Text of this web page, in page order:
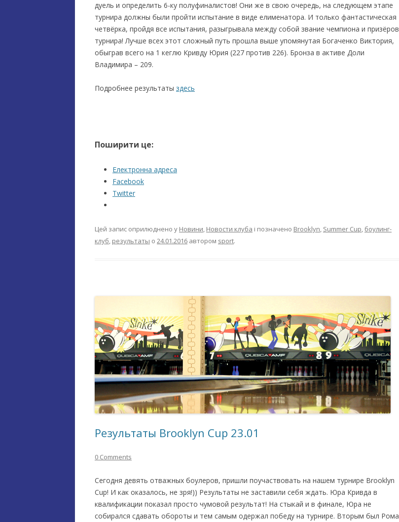
дуель и определить 6-ку полуфиналистов! Они же в свою очередь, на следующем этапе
турнира должны были пройти испытание в виде елименатора. И только фантастическая
четвёрка, пройдя все испытания, разыгрывала между собой звание чемпиона и призёров
турнира! Лучше всех этот сложный путь прошла выше упомянутая Богаченко Виктория,
обыграв всего на 1 кеглю Кривду Юрия (227 против 226). Бронза в активе Доли
Владимира – 209.
Подробнее результаты здесь
Поширити це:
Електронна адреса
Facebook
Twitter
Цей запис оприлюднено у Новини, Новости клуба і позначено Brooklyn, Summer Cup, боулинг-
клуб, результаты о 24.01.2016 автором sport.
Результаты Brooklyn Cup 23.01
0 Comments
Сегодня девять отважных боулеров, пришли поучаствовать на нашем турнире Brooklyn
Cup! И как оказалось, не зря!)) Результаты не заставили себя ждать. Юра Кривда в
квалификации показал просто чумовой результат! На стыкай и в финале, Юра не
собирался сдавать обороты и тем самым одержал победу на турнире. Вторым был Рома